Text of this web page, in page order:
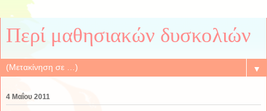
Περί μαθησιακών δυσκολιών
▼
4 Μαΐου 2011